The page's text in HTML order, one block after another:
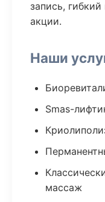
запись,
акции.
Наши
Smas-
массаж